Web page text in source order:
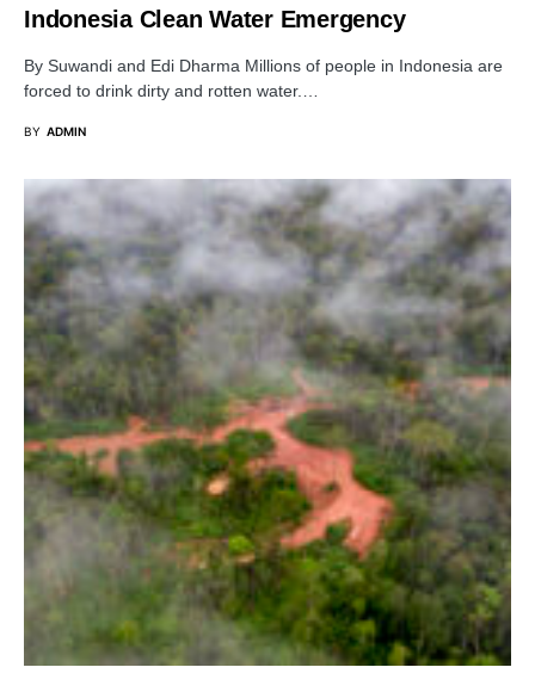
Indonesia Clean Water Emergency
By Suwandi and Edi Dharma Millions of people in Indonesia are
forced to drink dirty and rotten water.…
BY ADMIN